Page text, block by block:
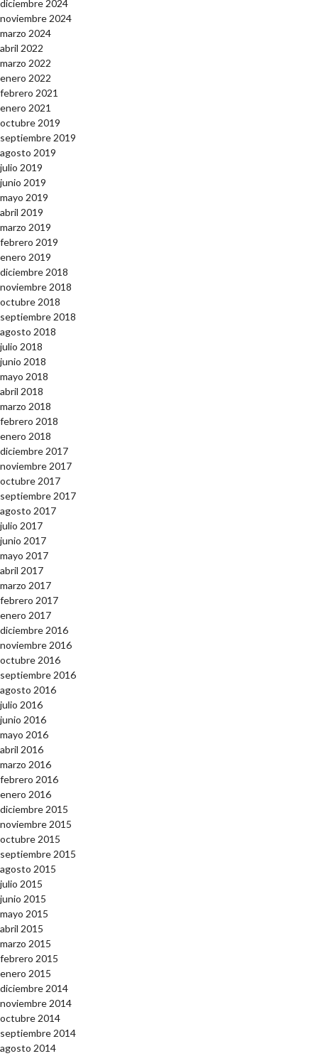
diciembre 2024
noviembre 2024
marzo 2024
abril 2022
marzo 2022
enero 2022
febrero 2021
enero 2021
octubre 2019
septiembre 2019
agosto 2019
julio 2019
junio 2019
mayo 2019
abril 2019
marzo 2019
febrero 2019
enero 2019
diciembre 2018
noviembre 2018
octubre 2018
septiembre 2018
agosto 2018
julio 2018
junio 2018
mayo 2018
abril 2018
marzo 2018
febrero 2018
enero 2018
diciembre 2017
noviembre 2017
octubre 2017
septiembre 2017
agosto 2017
julio 2017
junio 2017
mayo 2017
abril 2017
marzo 2017
febrero 2017
enero 2017
diciembre 2016
noviembre 2016
octubre 2016
septiembre 2016
agosto 2016
julio 2016
junio 2016
mayo 2016
abril 2016
marzo 2016
febrero 2016
enero 2016
diciembre 2015
noviembre 2015
octubre 2015
septiembre 2015
agosto 2015
julio 2015
junio 2015
mayo 2015
abril 2015
marzo 2015
febrero 2015
enero 2015
diciembre 2014
noviembre 2014
octubre 2014
septiembre 2014
agosto 2014